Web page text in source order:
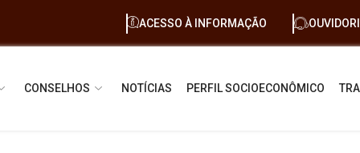
ACESSO À INFORMAÇÃO
CONSELHOS NOTÍCIAS PERFIL SOCIOECONÔMICO